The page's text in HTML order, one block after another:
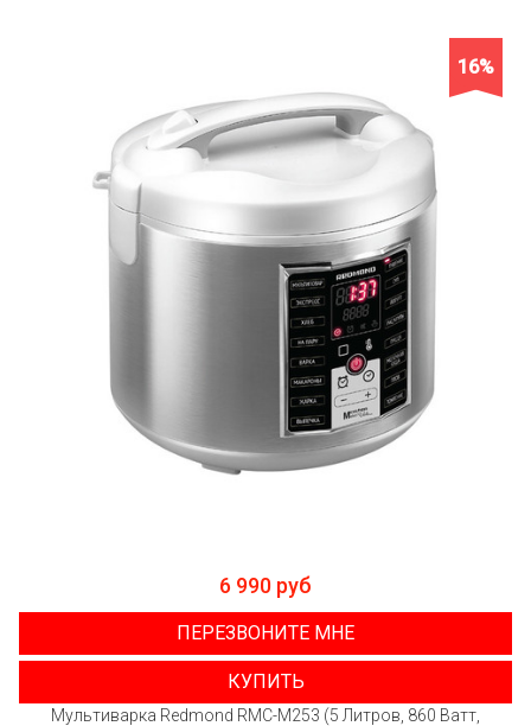
16%
6 990 руб
ПЕРЕЗВОНИТЕ МНЕ
КУПИТЬ
Мультиварка Redmond RMC-M253 (5 Литров, 860 Ватт,